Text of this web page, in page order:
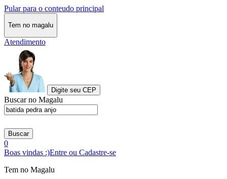
Pular para o conteudo principal
Tem no magalu
Atendimento
Digite seu CEP
Buscar no Magalu
Buscar
0
Boas vindas :)Entre ou Cadastre-se
Tem no Magalu